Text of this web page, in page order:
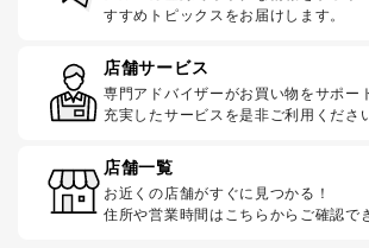
すすめトピックスをお届けします。
店舗サービス
専門アドバイザーがお買い物をサポー
充実したサービスを是非ご利用くださ
店舗一覧
お近くの店舗がすぐに見つかる！
住所や営業時間はこちらからご確認で